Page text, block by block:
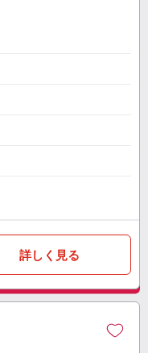
詳しく見る